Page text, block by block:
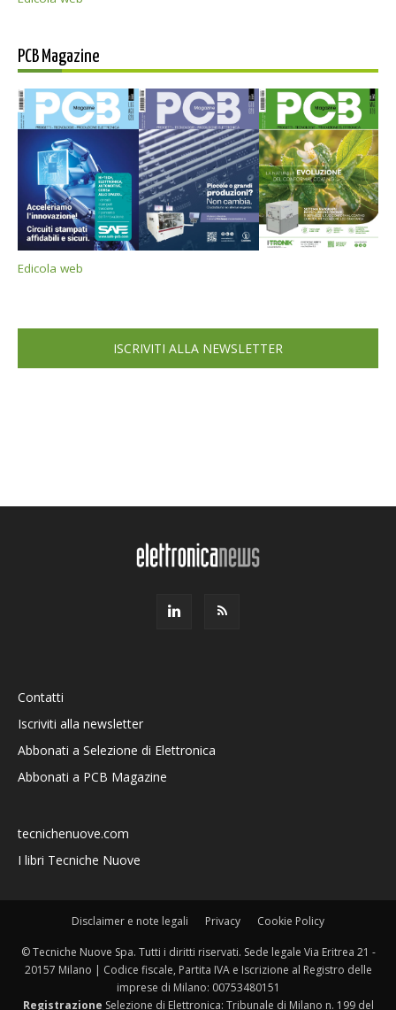
PCB Magazine
Edicola web
ISCRIVITI ALLA NEWSLETTER
Contatti
Iscriviti alla newsletter
Abbonati a Selezione di Elettronica
Abbonati a PCB Magazine
tecnichenuove.com
I libri Tecniche Nuove
Disclaimer e note legali Privacy Cookie Policy
© Tecniche Nuove Spa. Tutti i diritti riservati. Sede legale Via Eritrea 21 -
20157 Milano | Codice fiscale, Partita IVA e Iscrizione al Registro delle
imprese di Milano: 00753480151
Registrazione Selezione di Elettronica: Tribunale di Milano n. 199 del